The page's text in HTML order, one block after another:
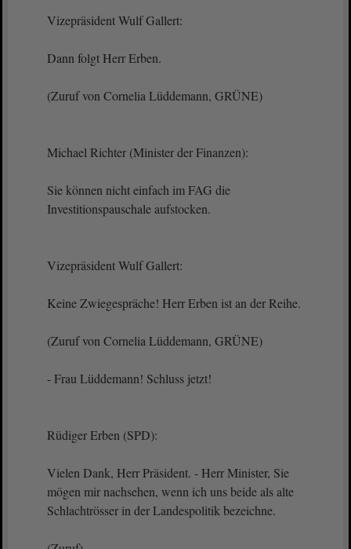
Vizepräsident Wulf Gallert:
Dann folgt Herr Erben.
(Zuruf von Cornelia Lüddemann, GRÜNE)
Michael Richter (Minister der Finanzen):
Sie können nicht einfach im FAG die
Investitionspauschale aufstocken.
Vizepräsident Wulf Gallert:
Keine Zwiegespräche! Herr Erben ist an der Reihe.
(Zuruf von Cornelia Lüddemann, GRÜNE)
- Frau Lüddemann! Schluss jetzt!
Rüdiger Erben (SPD):
Vielen Dank, Herr Präsident. - Herr Minister, Sie
mögen mir nachsehen, wenn ich uns beide als alte
Schlachtrösser in der Landespolitik bezeichne.